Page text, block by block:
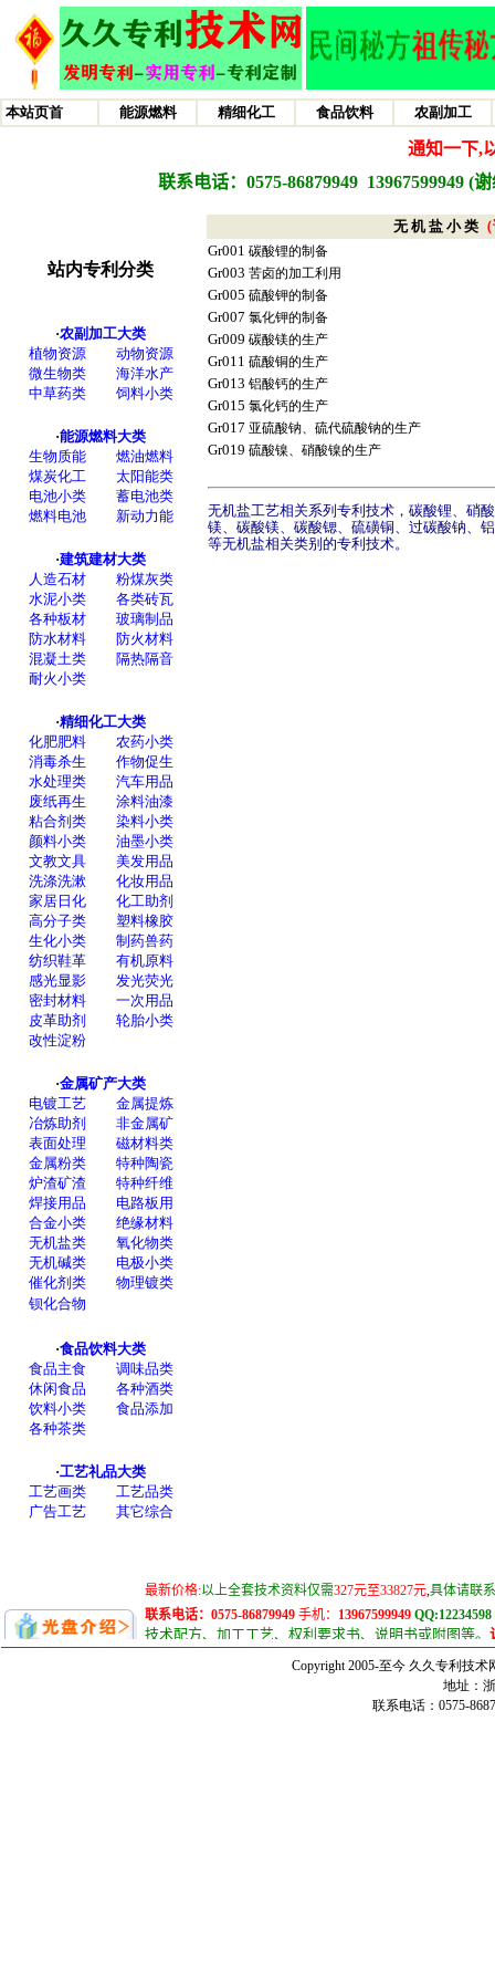
无 机 盐 小 类
Gr001 碳酸锂的制备
Gr003 苦卤的加工利用
Gr005 硫酸钾的制备
Gr007 氯化钾的制备
Gr009 碳酸镁的生产
Gr011 硫酸铜的生产
Gr013 铝酸钙的生产
Gr015 氯化钙的生产
Gr017 亚硫酸钠、硫代硫酸钠的生产
Gr019 硫酸镍、硝酸镍的生产
无机盐工艺相关系列专利技术，碳酸锂、硝
镁、碳酸镁、碳酸锶、硫磺铜、过碳酸钠、
等无机盐相关类别的专利技术。
Copyright 2005-至今 久久专利技
地址：
联系电话：0575-